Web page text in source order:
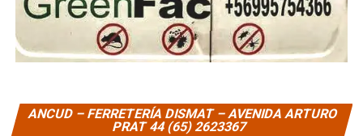
ANCUD – FERRETERÍA DISMAT – AVENIDA ARTURO
PRAT 44 (65) 2623367